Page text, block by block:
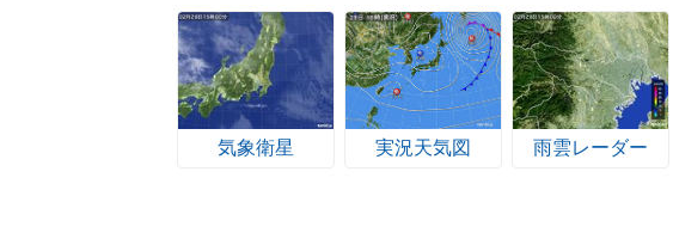
気象衛星 実況天気図 雨雲レーダー